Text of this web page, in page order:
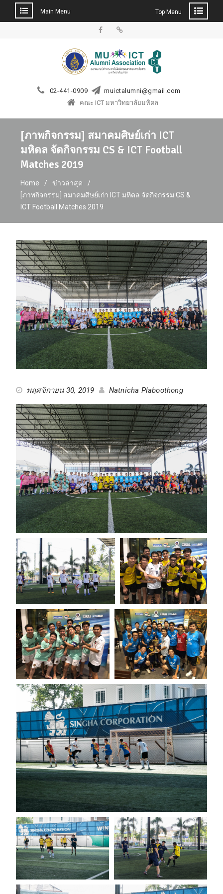
Main Menu Top Menu
02-441-0909
muictalumni@gmail.com
คณะ ICT มหาวิทยาลัยมหิดล
[ภาพกิจกรรม] สมาคมศิษย์เก่า ICT
มหิดล จัดกิจกรรม CS & ICT Football
Matches 2019
Home
ข่าวล่าสุด
[ภาพกิจกรรม] สมาคมศิษย์เก่า ICT มหิดล จัดกิจกรรม CS &
ICT Football Matches 2019
พฤศจิกายน 30, 2019 Natnicha Plaboothong